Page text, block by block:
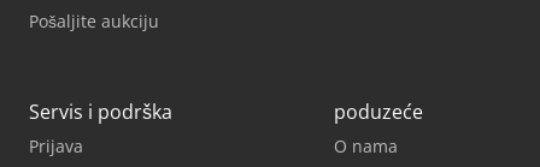
Pošaljite aukciju
Servis i podrška
Prijava
poduzeće
O nama